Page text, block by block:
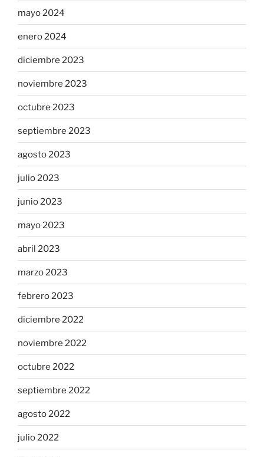
mayo 2024
enero 2024
diciembre 2023
noviembre 2023
octubre 2023
septiembre 2023
agosto 2023
julio 2023
junio 2023
mayo 2023
abril 2023
marzo 2023
febrero 2023
diciembre 2022
noviembre 2022
octubre 2022
septiembre 2022
agosto 2022
julio 2022